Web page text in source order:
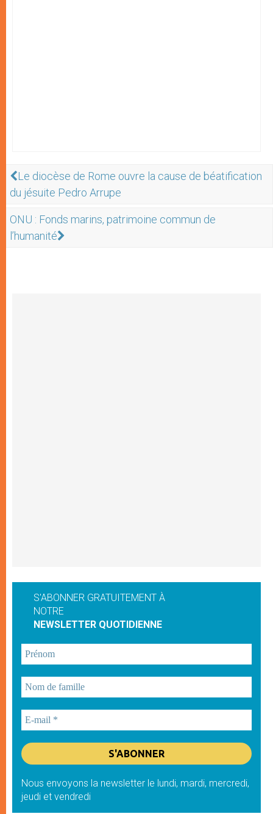
Le diocèse de Rome ouvre la cause de béatification
du jésuite Pedro Arrupe
ONU : Fonds marins, patrimoine commun de
l’humanité
S'ABONNER GRATUITEMENT À
NOTRE
NEWSLETTER QUOTIDIENNE
Nous envoyons la newsletter le lundi, mardi, mercredi,
jeudi et vendredi